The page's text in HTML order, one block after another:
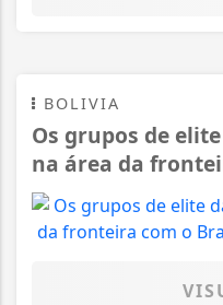
BOLIVIA
Os grupos de
na área da